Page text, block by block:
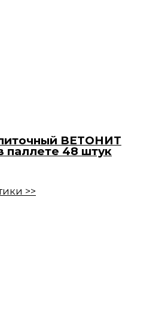
ВЕТОНИТ
паллете 48 штук
>>